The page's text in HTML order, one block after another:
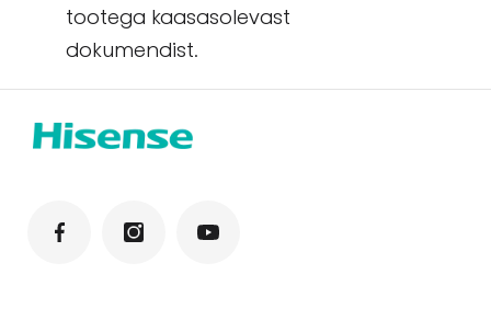
tootega kaasasolevast
dokumendist.